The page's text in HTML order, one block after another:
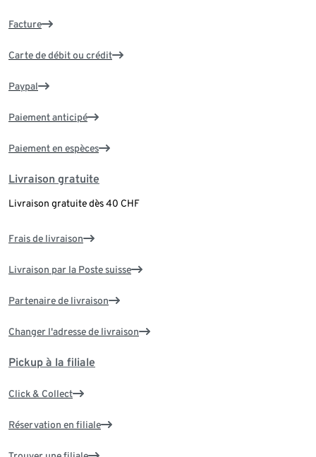
Facture
Carte de débit ou crédit
Paypal
Paiement anticipé
Paiement en espèces
Livraison gratuite
Livraison gratuite dès 40 CHF
Frais de livraison
Livraison par la Poste suisse
Partenaire de livraison
Changer l'adresse de livraison
Pickup à la filiale
Click & Collect
Réservation en filiale